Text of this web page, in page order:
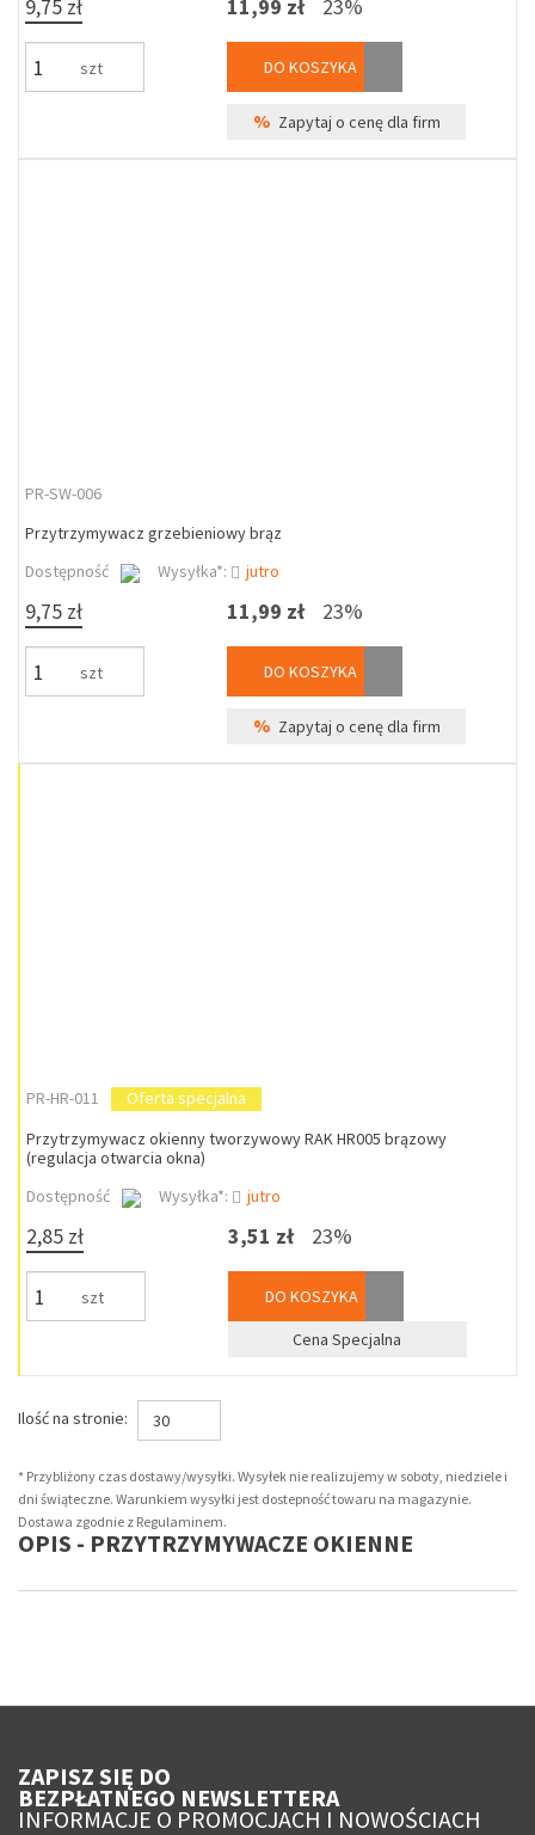
9,75 zł
szt
11,99 zł 23%
DO KOSZYKA
% Zapytaj o cenę dla firm
PR-SW-006
Przytrzymywacz grzebieniowy brąz
Dostępność
Wysyłka*: jutro
9,75 zł
szt
11,99 zł 23%
DO KOSZYKA
% Zapytaj o cenę dla firm
PR-HR-011
Oferta specjalna
Przytrzymywacz okienny tworzywowy RAK HR005 brązowy
(regulacja otwarcia okna)
Dostępność
Wysyłka*: jutro
2,85 zł
szt
3,51 zł 23%
DO KOSZYKA
Cena Specjalna
Ilość na stronie: 30
* Przybliżony czas dostawy/wysyłki. Wysyłek nie realizujemy w soboty, niedziele i
dni świąteczne. Warunkiem wysyłki jest dostepność towaru na magazynie.
Dostawa zgodnie z Regulaminem.
OPIS - PRZYTRZYMYWACZE OKIENNE
ZAPISZ SIĘ DO
BEZPŁATNEGO NEWSLETTERA
INFORMACJE O PROMOCJACH I NOWOŚCIACH